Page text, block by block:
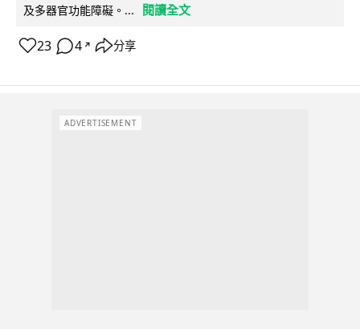
及多器官功能障礙。...
閱讀全文
23 4 ↗ 分享
ADVERTISEMENT